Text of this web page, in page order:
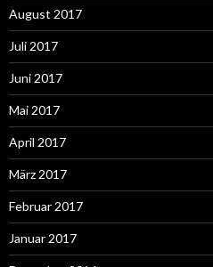
August 2017
Juli 2017
Juni 2017
Mai 2017
April 2017
März 2017
Februar 2017
Januar 2017